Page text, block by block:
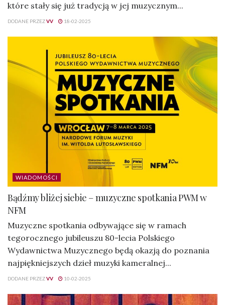
które stały się już tradycją w jej muzycznym...
DODANE PRZEZVV 18-02-2025
WIADOMOŚCI
Bądźmy bliżej siebie – muzyczne spotkania PWM w
NFM
Muzyczne spotkania odbywające się w ramach
tegorocznego jubileuszu 80-lecia Polskiego
Wydawnictwa Muzycznego będą okazją do poznania
najpiękniejszych dzieł muzyki kameralnej...
DODANE PRZEZVV 10-02-2025